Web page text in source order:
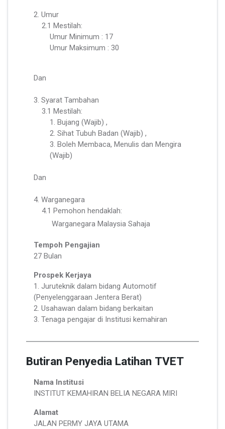
2. Umur
2.1 Mestilah:
Umur Minimum : 17
Umur Maksimum : 30
Dan
3. Syarat Tambahan
3.1 Mestilah:
1. Bujang (Wajib) ,
2. Sihat Tubuh Badan (Wajib) ,
3. Boleh Membaca, Menulis dan Mengira
(Wajib)
Dan
4. Warganegara
4.1 Pemohon hendaklah:
Warganegara Malaysia Sahaja
Tempoh Pengajian
27 Bulan
Prospek Kerjaya
1. Juruteknik dalam bidang Automotif
(Penyelenggaraan Jentera Berat)
2. Usahawan dalam bidang berkaitan
3. Tenaga pengajar di Institusi kemahiran
Butiran Penyedia Latihan TVET
Nama Institusi
INSTITUT KEMAHIRAN BELIA NEGARA MIRI
Alamat
JALAN PERMY JAYA UTAMA